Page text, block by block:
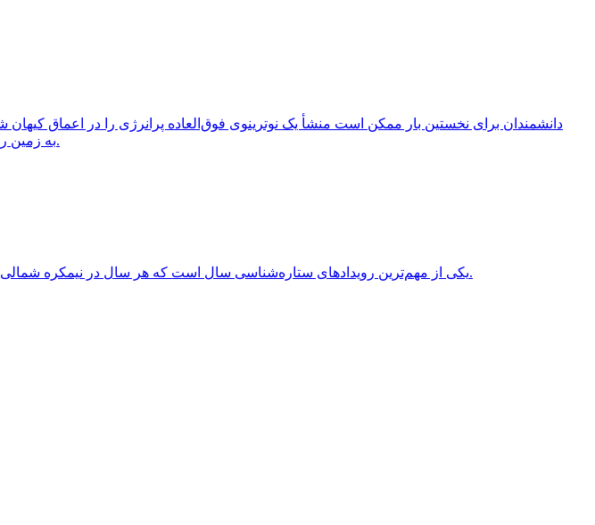
ثبت شد، احتمالاً از یک کهکشان دوردست و غبارآلود موسوم به «Shadow Blaster» (سایه‌افکن) به زمین رسیده است.
انقلاب تابستانی (Summer Solstice) یکی از مهم‌ترین رویدادهای ستاره‌شناسی سال است که هر سال در نیمکره شمالی معمولاً در روزهای 20 یا 21 ژوئن برابر با 31 خرداد یا 1 تیر روی می‌دهد.